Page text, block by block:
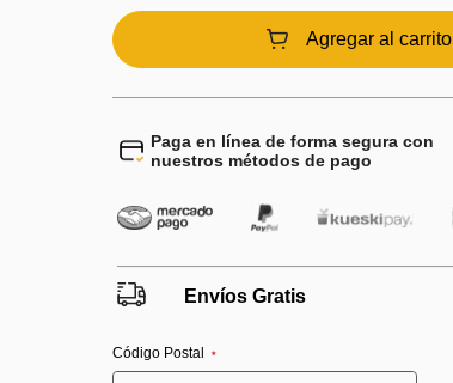
Agregar al carrito
Paga en línea de forma segura con
nuestros métodos de pago
Envíos Gratis
Código Postal ⋆